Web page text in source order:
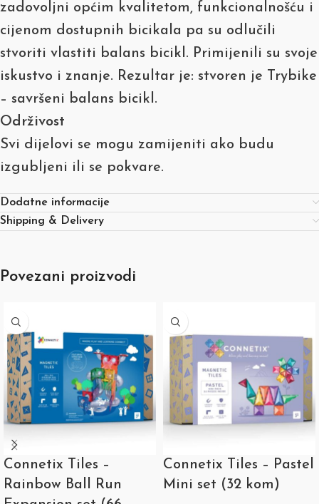
zadovoljni općim kvalitetom, funkcionalnošću i
cijenom dostupnih bicikala pa su odlučili
stvoriti vlastiti balans bicikl. Primijenili su svoje
iskustvo i znanje. Rezultar je: stvoren je Trybike
– savršeni balans bicikl.
Održivost
Svi dijelovi se mogu zamijeniti ako budu
izgubljeni ili se pokvare.
Dodatne informacije
Shipping & Delivery
Povezani proizvodi
Connetix Tiles –
Rainbow Ball Run
Connetix Tiles – Pastel
Mini set (32 kom)